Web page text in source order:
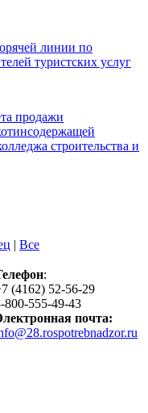
линии по
туристских услуг
продажи
строительства и
| Все
:
(4162) 52-56-29
800-555-49-43
почта: